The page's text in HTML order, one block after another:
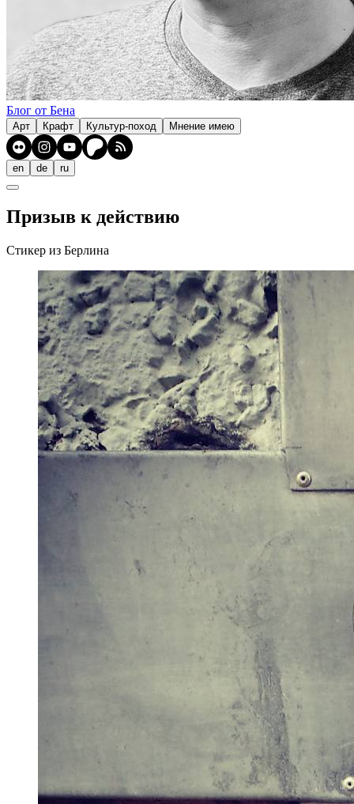
Блог от Бена
Арт Крафт Культур-поход Мнение имею
en de ru
Призыв к действию
Стикер из Берлина